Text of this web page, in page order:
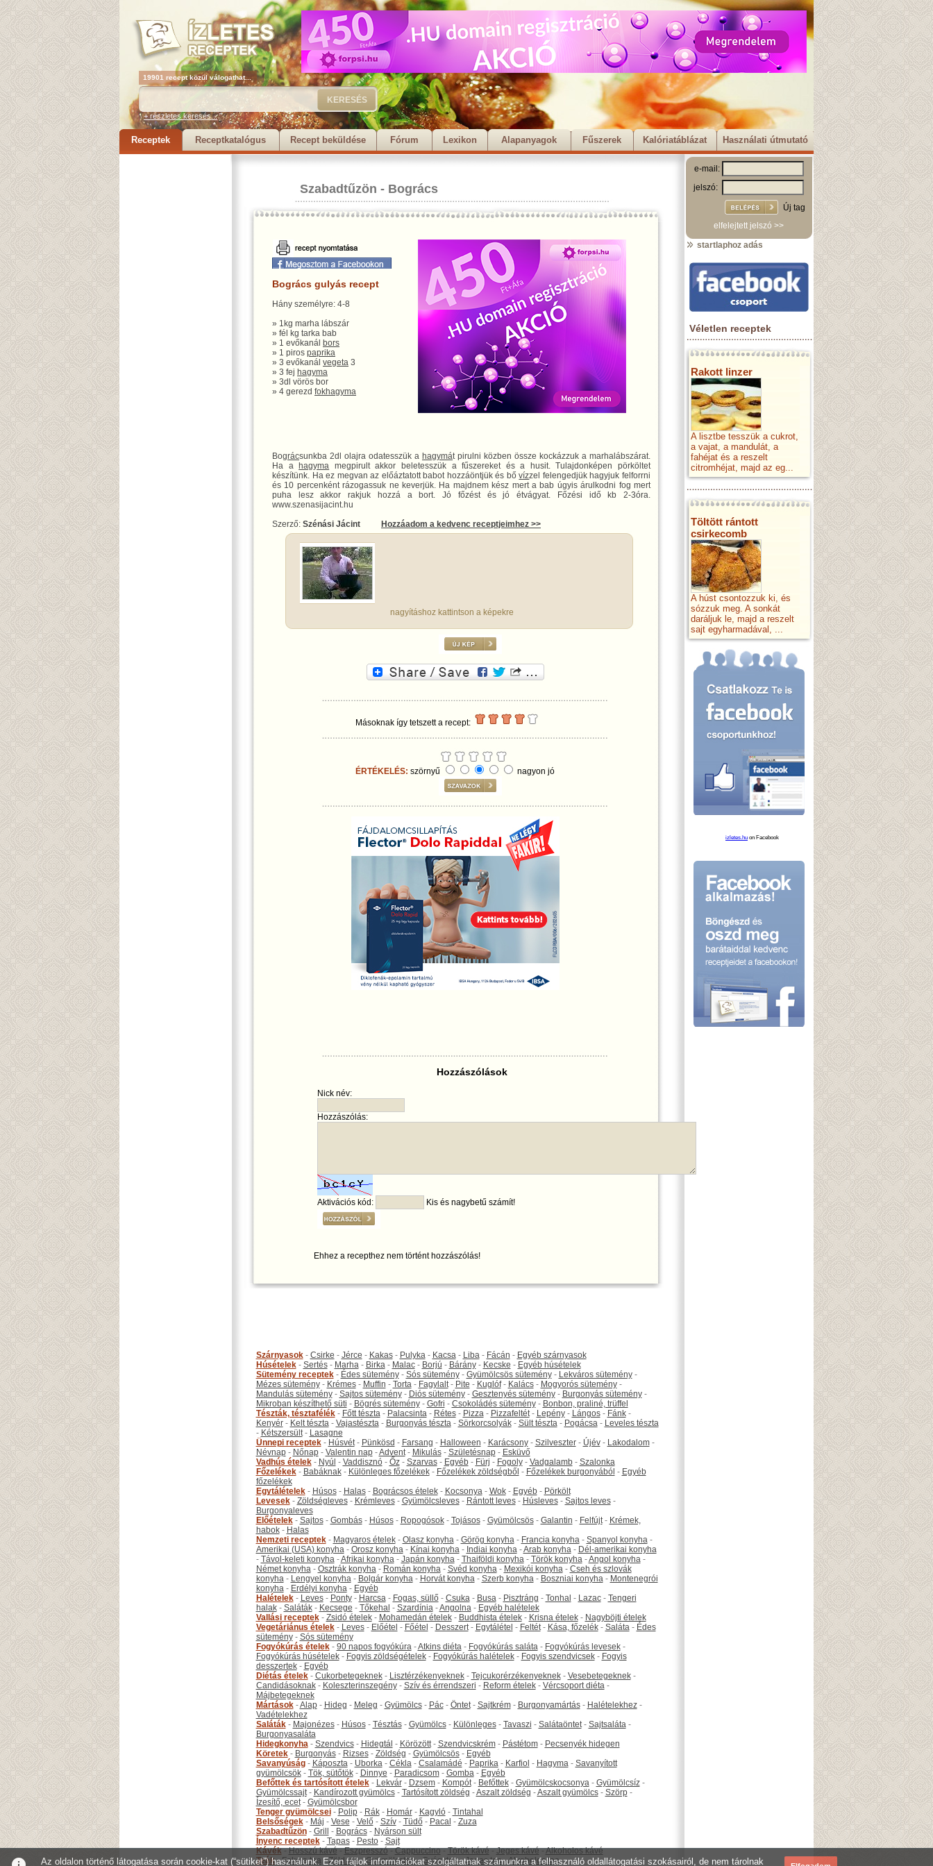
19901 recept közül válogathat...
+ részletes keresés...
Receptek Receptkatalógus Recept beküldése Fórum Lexikon Alapanyagok Fűszerek Kalóriatáblázat Használati útmutató
Szabadtűzön - Bogrács
Bogrács gulyás recept
Hány személyre: 4-8
» 1kg marha lábszár
» fél kg tarka bab
» 1 evőkanál bors
» 1 piros paprika
» 3 evőkanál vegeta 3
» 3 fej hagyma
» 3dl vörös bor
» 4 gerezd fokhagyma
Bográcsunkba 2dl olajra odatesszük a hagymát pirulni közben össze kockázzuk a marhalábszárat.
Ha a
hagyma megpirult akkor beletesszük a fűszereket és a husit. Tulajdonképen pörköltet
készítünk. Ha ez megvan az előáztatott babot hozzáöntjük és bővízzel felengedjük hagyjuk felforrni
és 10 percenként rázogassuk ne keverjük. Ha majdnem kész mert a bab úgyis árulkodni fog mert
puha lesz akkor rakjuk hozzá a bort. Jó főzést és jó étvágyat. Főzési idő kb 2-3óra.
www.szenasijacint.hu
Szerző: Szénási Jácint Hozzáadom a kedvenc receptjeimhez >>
nagyításhoz kattintson a képekre
Másoknak így tetszett a recept:
ÉRTÉKELÉS: szörnyű nagyon jó
Hozzászólások
Nick név:
Hozzászólás:
Aktivációs kód: Kis és nagybetű számít!
Ehhez a recepthez nem történt hozzászólás!
Szárnyasok- Csirke - Jérce - Kakas- Pulyka- Kacsa- Liba- Fácán - Egyéb szárnyasok
Húsételek- Sertés- Marha- Birka- Malac- Borjú - Bárány- Kecske - Egyéb húsételek
Sütemény receptek- Édes sütemény- Sós sütemény- Gyümölcsös sütemény- Lekváros sütemény-
Mézes sütemény- Krémes- Muffin - Torta- Fagylalt- Pite - Kuglóf- Kalács- Mogyorós sütemény-
Mandulás sütemény- Sajtos sütemény- Diós sütemény- Gesztenyés sütemény- Burgonyás sütemény-
Mikroban készíthető süti - Bögrés sütemény- Gofri - Csokoládés sütemény- Bonbon, praliné, trüffel
Tészták, tésztafélék- Főtt tészta- Palacsinta- Rétes- Pizza- Pizzafeltét- Lepény- Lángos- Fánk-
Kenyér- Kelt tészta- Vajastészta- Burgonyás tészta- Sörkorcsolyák- Sült tészta- Pogácsa- Leveles tészta
- Kétszersült- Lasagne
Ünnepi receptek- Húsvét- Pünkösd - Farsang - Halloween - Karácsony- Szilveszter- Újév- Lakodalom-
Névnap- Nőnap- Valentin nap-Advent- Mikulás- Születésnap- Esküvő
Vadhús ételek- Nyúl - Vaddisznó- Őz- Szarvas- Egyéb- Fürj - Fogoly- Vadgalamb- Szalonka
Főzelékek- Babáknak- Különleges főzelékek- Főzelékek zöldségből - Főzelékek burgonyából - Egyéb
főzelékek
Egytálételek- Húsos- Halas- Bográcsos ételek- Kocsonya- Wok- Egyéb- Pörkölt
Levesek- Zöldségleves- Krémleves- Gyümölcsleves- Rántott leves- Húsleves- Sajtos leves-
Burgonyaleves
Előételek- Sajtos- Gombás- Húsos- Ropogósok- Tojásos- Gyümölcsös- Galantin - Felfújt- Krémek,
habok- Halas
Nemzeti receptek- Magyaros ételek- Olasz konyha- Görög konyha- Francia konyha- Spanyol konyha-
Amerikai (USA) konyha- Orosz konyha- Kínai konyha- Indiai konyha-Arab konyha- Dél-amerikai konyha
- Távol-keleti konyha-Afrikai konyha- Japán konyha- Thaiföldi konyha- Török konyha-Angol konyha-
Német konyha- Osztrák konyha- Román konyha- Svéd konyha- Mexikói konyha- Cseh és szlovák
konyha- Lengyel konyha- Bolgár konyha- Horvát konyha- Szerb konyha- Boszniai konyha- Montenegrói
konyha- Erdélyi konyha- Egyéb
Halételek- Leves- Ponty- Harcsa- Fogas, süllő- Csuka- Busa- Pisztráng - Tonhal - Lazac- Tengeri
halak- Saláták- Kecsege - Tőkehal - Szardínia-Angolna- Egyéb halételek
Vallási receptek- Zsidó ételek- Mohamedán ételek- Buddhista ételek- Krisna ételek- Nagyböjti ételek
Vegetáriánus ételek- Leves- Előétel - Főétel - Desszert- Egytálétel - Feltét- Kása, főzelék- Saláta- Édes
sütemény- Sós sütemény
Fogyókúrás ételek- 90 napos fogyókúra-Atkins diéta- Fogyókúrás saláta- Fogyókúrás levesek-
Fogyókúrás húsételek- Fogyis zöldségételek- Fogyókúrás halételek- Fogyis szendvicsek- Fogyis
desszertek- Egyéb
Diétás ételek- Cukorbetegeknek- Lisztérzékenyeknek- Tejcukorérzékenyeknek- Vesebetegeknek-
Candidásoknak- Koleszterinszegény- Szív és érrendszeri - Reform ételek- Vércsoport diéta-
Májbetegeknek
Mártások-Alap- Hideg - Meleg - Gyümölcs- Pác- Öntet- Sajtkrém- Burgonyamártás- Halételekhez-
Vadételekhez
Saláták- Majonézes- Húsos- Tésztás- Gyümölcs- Különleges- Tavaszi - Salátaöntet- Sajtsaláta-
Burgonyasaláta
Hidegkonyha- Szendvics- Hidegtál - Körözött- Szendvicskrém- Pástétom- Pecsenyék hidegen
Köretek- Burgonyás- Rizses- Zöldség - Gyümölcsös- Egyéb
Savanyúság- Káposzta- Uborka- Cékla- Csalamádé - Paprika- Karfiol - Hagyma- Savanyított
gyümölcsök- Tök, sütőtök- Dinnye - Paradicsom- Gomba- Egyéb
Befőttek és tartósított ételek- Lekvár- Dzsem- Kompót- Befőttek- Gyümölcskocsonya- Gyümölcsíz-
Gyümölcssajt- Kandírozott gyümölcs- Tartósított zöldség -Aszalt zöldség -Aszalt gyümölcs- Szörp-
Ízesítő, ecet- Gyümölcsbor
Tenger gyümölcsei- Polip- Rák- Homár- Kagyló- Tintahal
Belsőségek- Máj - Vese - Velő- Szív- Tüdő- Pacal - Zuza
Szabadtűzön- Grill - Bogrács- Nyárson sült
Ínyenc receptek- Tapas- Pesto- Sajt
Kávék-Hosszú kávé-Eszpresszó-Cappuccino-Török kávé-Jeges kávé-Alkoholos kávé
Teák-Fekete tea -Zöld tea-Gyümölcstea-Gyógytea-Jeges tea-Alkoholos tea
e-mail:
jelszó:
Új tag
elfelejtett jelszó >>
startlaphoz adás
Véletlen receptek
Rakott linzer
A lisztbe tesszük a cukrot,
a vajat, a mandulát, a
fahéjat és a reszelt
citromhéjat, majd az eg...
Töltött rántott
csirkecomb
A húst csontozzuk ki, és
sózzuk meg. A sonkát
daráljuk le, majd a reszelt
sajt egyharmadával, ...
izletes.hu on Facebook
Az oldalon történő látogatása során cookie-kat (“sütiket”) használunk. Ezen fájlok információkat szolgáltatnak számunkra a felhasználó oldallátogatási szokásairól, de nem tárolnak